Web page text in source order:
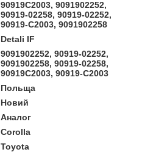
90919C2003, 9091902252,
90919-02258, 90919-02252,
90919-C2003, 9091902258
Detali IF
9091902252, 90919-02252,
9091902258, 90919-02258,
90919C2003, 90919-C2003
Польща
Новий
Аналог
Corolla
Toyota